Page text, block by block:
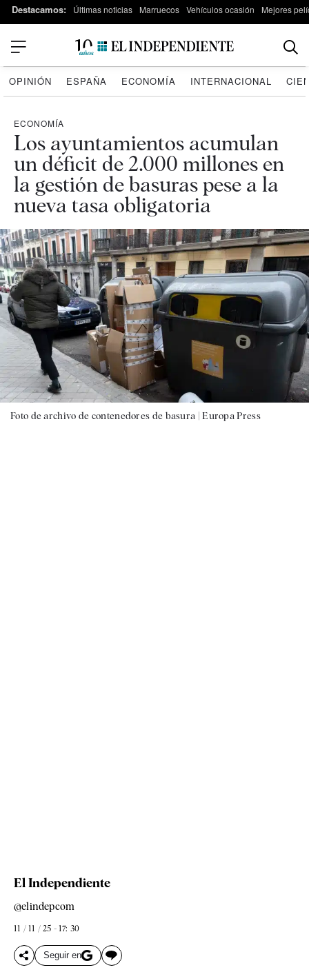
Destacamos: Últimas noticias Marruecos Vehículos ocasión Mejores
OPINIÓN ESPAÑA ECONOMÍA INTERNACIONAL
ECONOMÍA
Los ayuntamientos acumulan
un déficit de 2.000 millones en
la gestión de basuras pese a la
nueva tasa obligatoria
Foto de archivo de contenedores de basura |Europa Press
El Independiente
@elindepcom
11 / 11 / 25 - 17: 30
Seguir en